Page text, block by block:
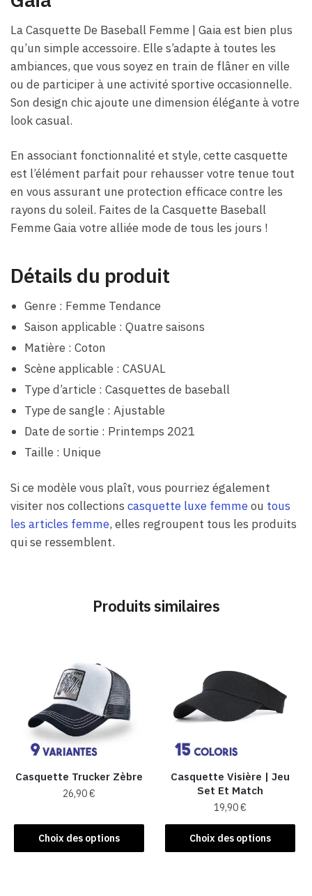
La Casquette De Baseball Femme |​ Gaia est bien plus
qu’un simple accessoire. Elle s’adapte à toutes les
ambiances, que vous soyez en train de flâner en ville
ou de participer à une activité sportive occasionnelle.
Son design chic ajoute une dimension élégante à votre
look casual.
En associant fonctionnalité et style, cette casquette
est l’élément parfait pour rehausser votre tenue tout
en vous assurant une protection efficace contre les
rayons du soleil. Faites de la Casquette Baseball
Femme Gaia votre alliée mode de tous les jours !
Détails du produit
Genre : Femme Tendance
Saison applicable : Quatre saisons
Matière : Coton
Scène applicable : CASUAL
Type d’article : Casquettes de baseball
Type de sangle : Ajustable
Date de sortie : Printemps 2021
Taille : Unique
Si ce modèle vous plaît, vous pourriez également
visiter nos collections casquette luxe femmeou tous
les articles femme, elles regroupent tous les produits
qui se ressemblent.
Produits similaires
Casquette Trucker Zèbre
26,90€
Choix des options
produit
a
Casquette Visière | Jeu
Set Et Match
19,90€
Choix des options
Ce
produit